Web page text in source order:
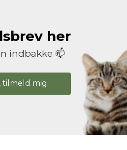
her
indbakke 📫
tilmeld mig